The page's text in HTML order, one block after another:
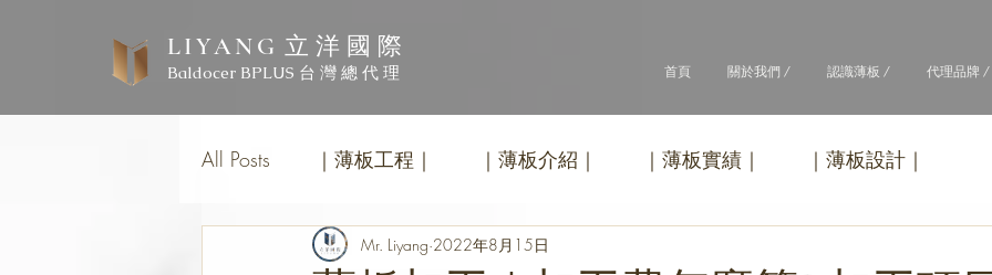
LIYANG 立 洋 國 際
Baldocer BPLUS 台 灣 總 代 理 首頁 關於我們 / 認識薄板 / 代理品牌 /
All Posts ｜薄板工程｜ ｜薄板介紹｜ ｜薄板實績｜ ｜薄板設計｜
Mr. Liyang 2022年8月15日